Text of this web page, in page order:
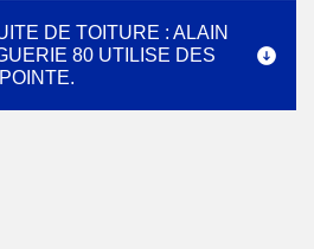
DE TOITURE : ALAIN
80 UTILISE DES